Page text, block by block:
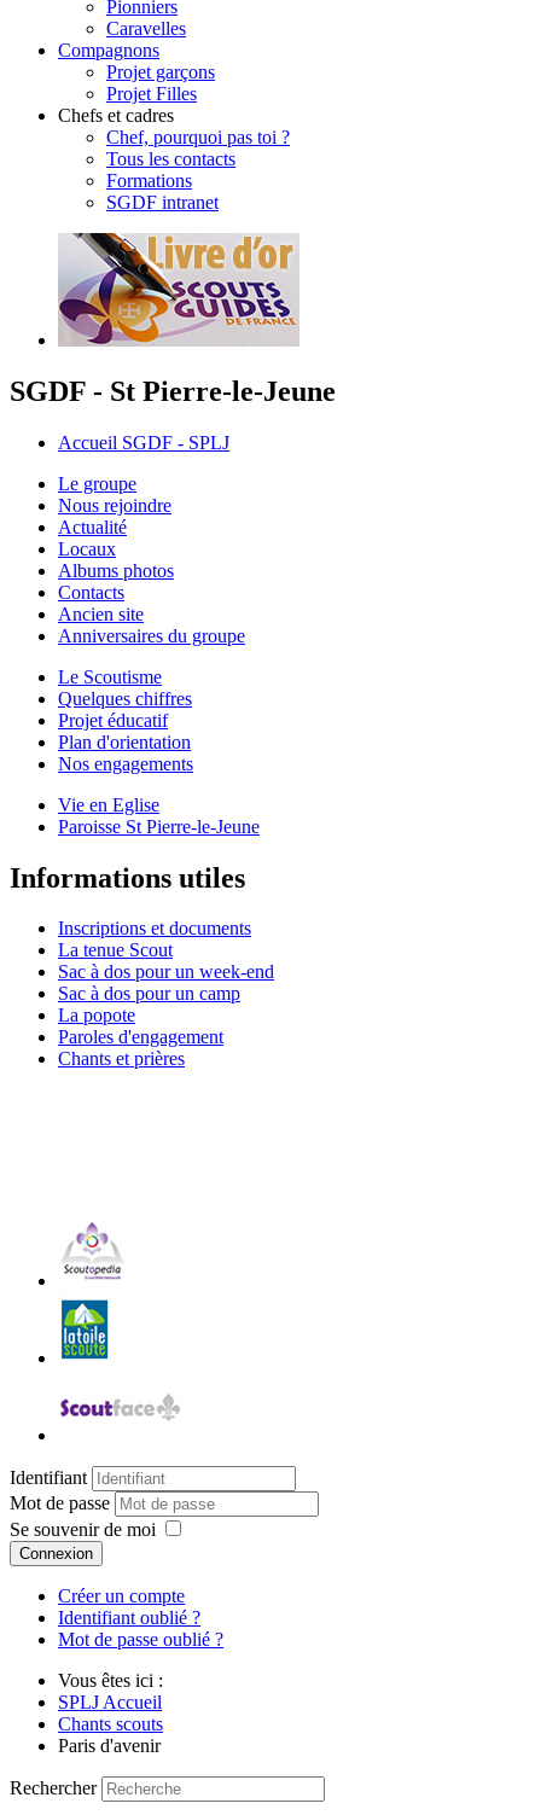
Pionniers
Caravelles
Compagnons
Projet garçons
Projet Filles
Chefs et cadres
Chef, pourquoi pas toi ?
Tous les contacts
Formations
SGDF intranet
SGDF - St Pierre-le-Jeune
Accueil SGDF - SPLJ
Le groupe
Nous rejoindre
Actualité
Locaux
Albums photos
Contacts
Ancien site
Anniversaires du groupe
Le Scoutisme
Quelques chiffres
Projet éducatif
Plan d'orientation
Nos engagements
Vie en Eglise
Paroisse St Pierre-le-Jeune
Informations utiles
Inscriptions et documents
La tenue Scout
Sac à dos pour un week-end
Sac à dos pour un camp
La popote
Paroles d'engagement
Chants et prières
Identifiant
Mot de passe
Se souvenir de moi
Connexion
Créer un compte
Identifiant oublié ?
Mot de passe oublié ?
Vous êtes ici :
SPLJ Accueil
Chants scouts
Paris d'avenir
Rechercher